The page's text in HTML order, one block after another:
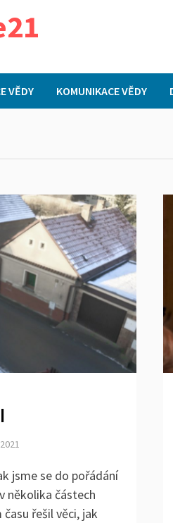
VĚDY KOMUNIKACE VĚDY
jsme se do pořádání
několika částech
řešil věci, jak